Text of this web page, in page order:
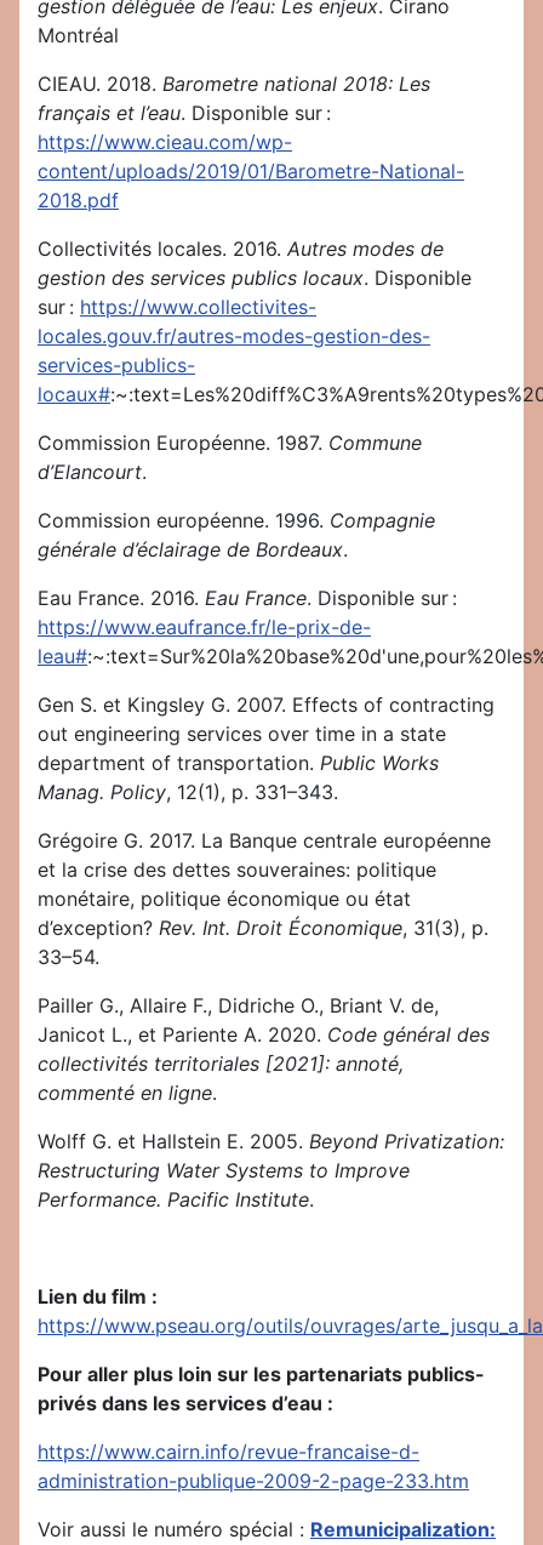
gestion déléguée de l’eau: Les enjeux. Cirano
Montréal
CIEAU. 2018. Barometre national 2018: Les
français et l’eau. Disponible sur :
https://www.cieau.com/wp-
content/uploads/2019/01/Barometre-National-
2018.pdf
Collectivités locales. 2016. Autres modes de
gestion des services publics locaux. Disponible
sur : https://www.collectivites-
locales.gouv.fr/autres-modes-gestion-des-
services-publics-
locaux#
Commission Européenne. 1987. Commune
d’Elancourt.
Commission européenne. 1996. Compagnie
générale d’éclairage de Bordeaux.
Eau France. 2016. Eau France. Disponible sur :
https://www.eaufrance.fr/le-prix-de-
leau#
Gen S. et Kingsley G. 2007. Effects of contracting
out engineering services over time in a state
department of transportation. Public Works
Manag. Policy, 12(1), p. 331–343.
Grégoire G. 2017. La Banque centrale européenne
et la crise des dettes souveraines: politique
monétaire, politique économique ou état
d’exception? Rev. Int. Droit Économique, 31(3), p.
33–54.
Pailler G., Allaire F., Didriche O., Briant V. de,
Janicot L., et Pariente A. 2020. Code général des
collectivités territoriales [2021]: annoté,
commenté en ligne.
Wolff G. et Hallstein E. 2005. Beyond Privatization:
Restructuring Water Systems to Improve
Performance. Pacific Institute.
Lien du film :
https://www.pseau.org/outils/ouvrages/
Pour aller plus loin sur les partenariats publics-
privés dans les services d’eau :
https://www.cairn.info/revue-francaise-d-
administration-publique-2009-2-page-233.htm
Voir aussi le numéro spécial : Remunicipalization: